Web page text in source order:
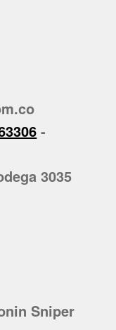
-
3035
Sniper